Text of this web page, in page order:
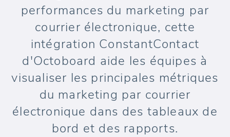
performances du marketing par
courrier électronique, cette
intégration ConstantContact
d'Octoboard aide les équipes à
visualiser les principales métriques
du marketing par courrier
électronique dans des tableaux de
bord et des rapports.